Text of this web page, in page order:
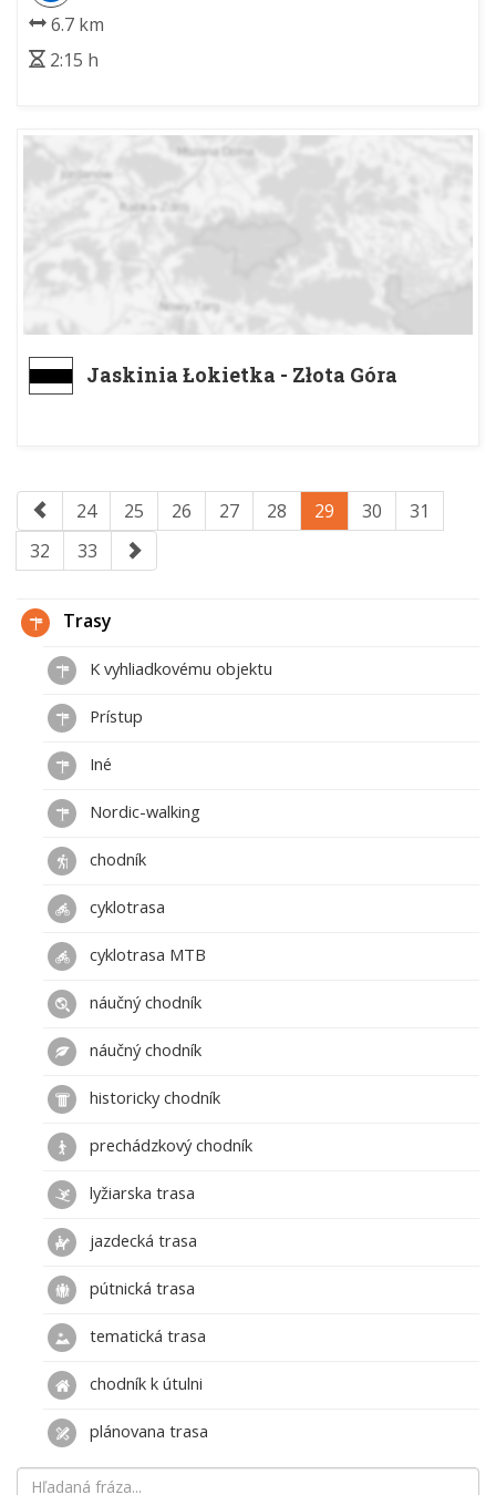
6.7 km
2:15 h
Jaskinia Łokietka - Złota Góra
24 25 26 27 28 29 30
31
32
33
Trasy
K vyhliadkovému objektu
Prístup
Iné
Nordic-walking
chodník
cyklotrasa
cyklotrasa MTB
náučný chodník
náučný chodník
historicky chodník
prechádzkový chodník
lyžiarska trasa
jazdecká trasa
pútnická trasa
tematická trasa
chodník k útulni
plánovana trasa